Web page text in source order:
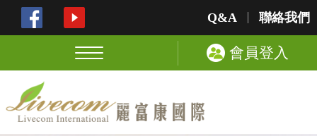
Q&A 聯絡我們
會員登入